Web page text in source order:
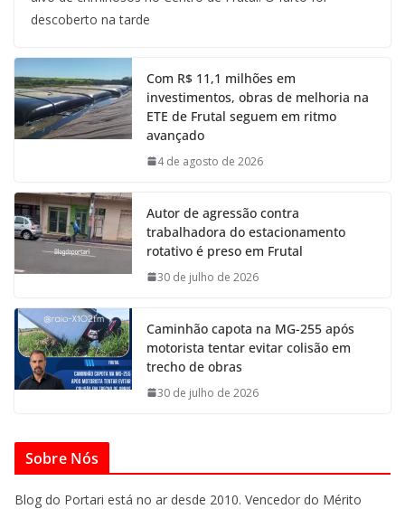
descoberto na tarde
Com R$ 11,1 milhões em
investimentos, obras de melhoria na
ETE de Frutal seguem em ritmo
avançado
4 de agosto de 2026
Autor de agressão contra
trabalhadora do estacionamento
rotativo é preso em Frutal
30 de julho de 2026
Caminhão capota na MG-255 após
motorista tentar evitar colisão em
trecho de obras
30 de julho de 2026
Sobre Nós
Blog do Portari está no ar desde 2010. Vencedor do Mérito